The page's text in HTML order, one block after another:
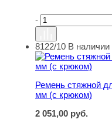
-
Ремень стяжной
8122/10 В наличии
Ремень стяжной
мм (с крюком)
2 051,00 руб.